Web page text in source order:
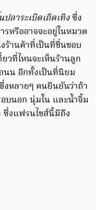
ปลาระเบิดเถิดเทิงซึ่ง
รหรืออาจจะอยู่ในหมวด
ร้านค้าที่เป็นที่ชื่นชอบ
วที่ไหนจะเห็นร้านลูก
นน อีกทั้งเป็นที่นิยม
หลายๆ คนยืนยันว่าถ้า
บนอก นุ่มใน และน้ำจิ้ม
ซึ่งแฟรนไชส์นี้มีถึง